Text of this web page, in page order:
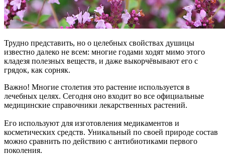
Трудно представить, но о целебных свойствах душицы
известно далеко не всем: многие годами ходят мимо этого
кладезя полезных веществ, и даже выкорчёвывают его с
грядок, как сорняк.
Важно! Многие столетия это растение используется в
лечебных целях. Сегодня оно входит во все официальные
медицинские справочники лекарственных растений.
Его используют для изготовления медикаментов и
косметических средств. Уникальный по своей природе состав
можно сравнить по действию с антибиотиками первого
поколения.